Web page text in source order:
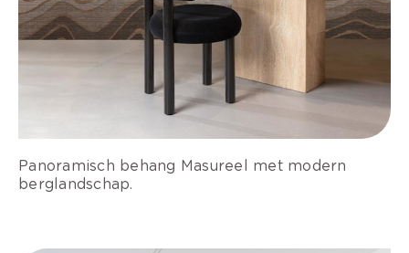
Panoramisch behang Masureel met modern
berglandschap.